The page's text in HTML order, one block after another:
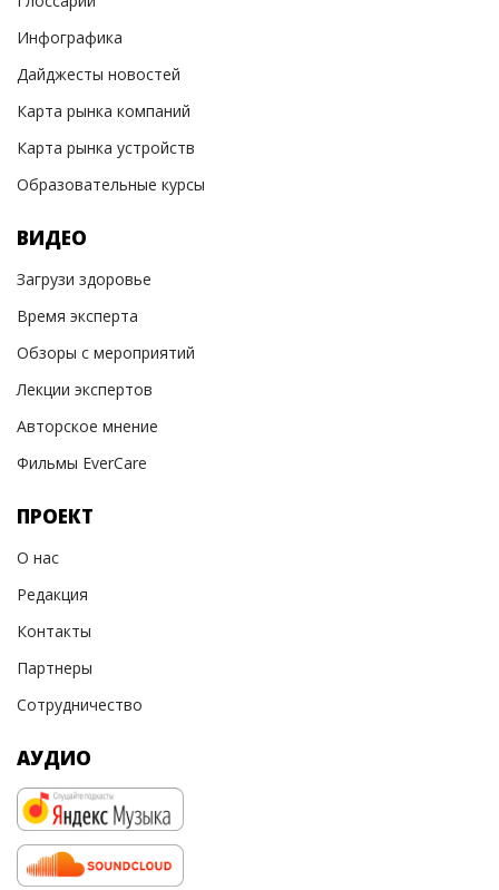
Инфографика
Дайджесты новостей
Карта рынка компаний
Карта рынка устройств
Образовательные курсы
ВИДЕО
Загрузи здоровье
Время эксперта
Обзоры с мероприятий
Лекции экспертов
Авторское мнение
Фильмы EverCare
ПРОЕКТ
О нас
Редакция
Контакты
Партнеры
Сотрудничество
АУДИО